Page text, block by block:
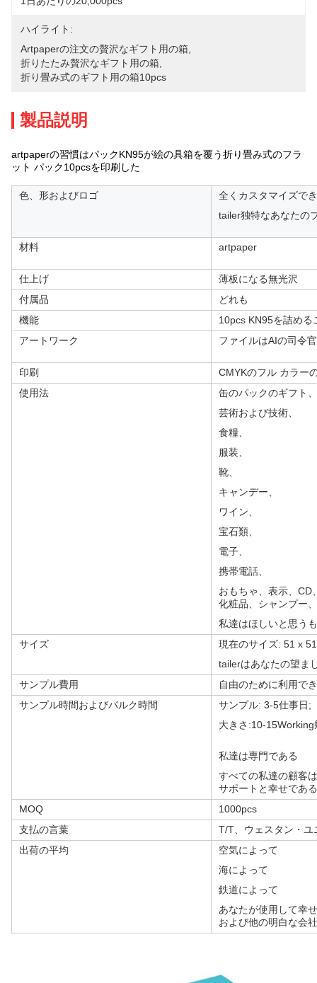
ハイライト:
Artpaperの注文の贅沢なギフト用の箱
折りたたみ贅沢なギフト用の箱
折り畳み式のギフト用の箱10pcs
製品説明
artpaperの習慣はパックKN95が絵の具箱を覆う折り畳み式のフラ
ット パック10pcsを印刷した
色、形およびロゴ
全くカスタマイズで
tailer独特なあなたの
材料 artpaper
仕上げ
薄板になる無光沢
付属品
どれも
機能
10pcs KN95を詰める
アートワーク
ファイルはAIの司令
印刷
CMYKのフル カラー
使用法
缶のパックのギフト、
芸術および技術、
食糧、
服装、
靴、
キャンデー、
ワイン、
宝石類、
電子、
携帯電話、
おもちゃ、表示、CD
化粧品、シャンプー
私達はほしいと思う
サイズ
現在のサイズ: 51 x
tailerはあなたの望ま
サンプル費用
自由のために利用で
サンプル時間およびバルク時間
サンプル: 3-5仕事日;
大きさ:10-15Working
私達は専門である
すべての私達の顧客
サポートと幸せであ
MOQ
1000pcs
支払の言葉
T/T、ウェスタン・ユ
出荷の平均
空気によって
海によって
鉄道によって
あなたが使用して幸
および他の明白な会